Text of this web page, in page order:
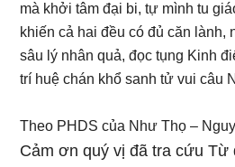
mà khởi tâm đại bi, tự mình tu
khiến cả hai đều có đủ căn lành,
sâu lý nhân quả, đọc tụng Kinh
trí huệ chán khổ sanh tử vui câu
Theo PHDS của Như Thọ –
Cảm ơn quý vị đã tra cứu Từ